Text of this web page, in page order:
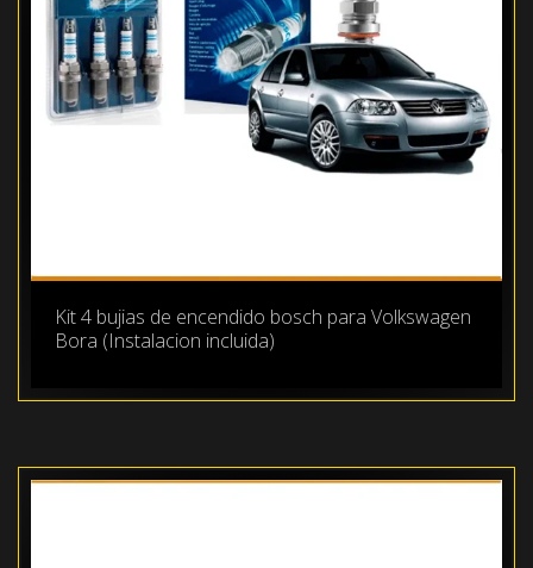
Kit 4 bujias de encendido bosch para Volkswagen
Bora (Instalacion incluida)